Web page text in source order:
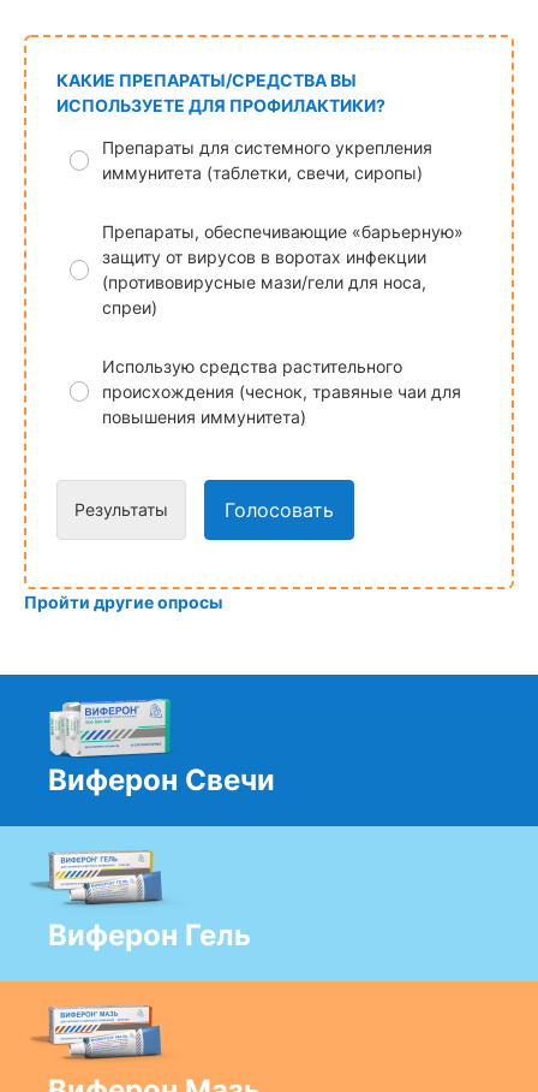
Виферон Свечи
Виферон Гель
КАКИЕ ПРЕПАРАТЫ/СРЕДСТВА ВЫ
ИСПОЛЬЗУЕТЕ ДЛЯ ПРОФИЛАКТИКИ?
Препараты для системного укрепления
иммунитета (таблетки, свечи, сиропы)
Препараты, обеспечивающие «барьерную»
защиту от вирусов в воротах инфекции
(противовирусные мази/гели для носа,
спреи)
Использую средства растительного
происхождения (чеснок, травяные чаи для
повышения иммунитета)
Результаты Голосовать
Пройти другие опросы